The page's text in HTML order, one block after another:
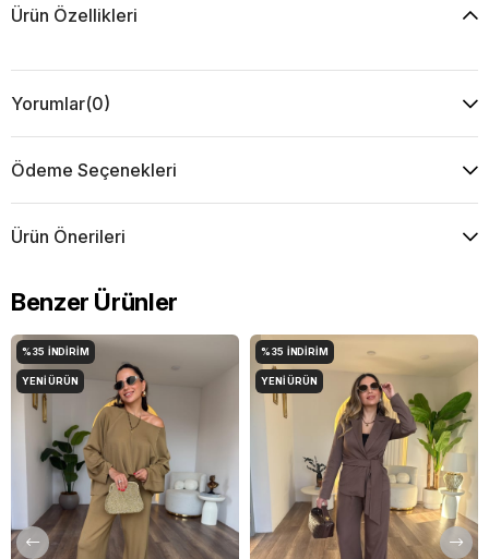
Ürün Özellikleri
Yorumlar(0)
Ödeme Seçenekleri
Ürün Önerileri
Benzer Ürünler
%35 İNDIRIM
YENI ÜRÜN
%35 İNDIRIM
YENI ÜRÜN